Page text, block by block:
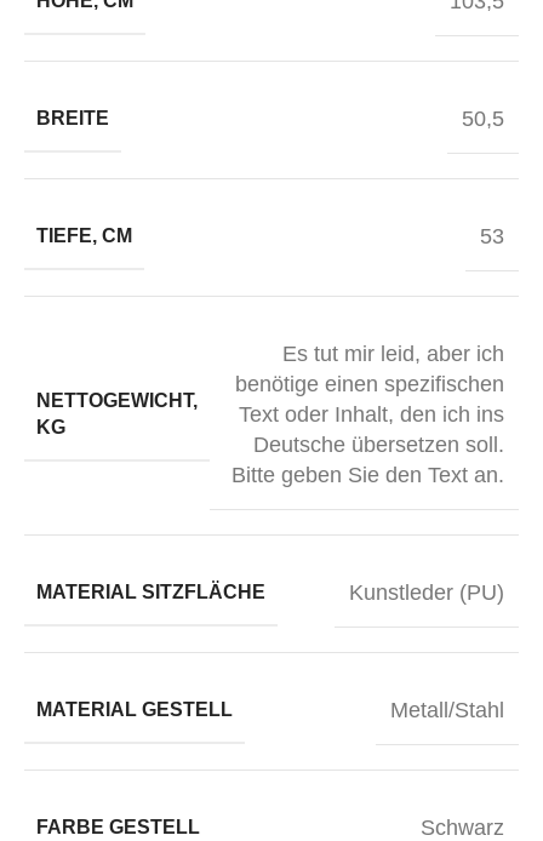
BREITE 50,5
TIEFE, CM 53
NETTOGEWICHT,
KG
Es tut mir leid, aber ich
benötige einen spezifischen
Text oder Inhalt, den ich ins
Deutsche übersetzen soll.
Bitte geben Sie den Text an.
MATERIAL SITZFLÄCHE Kunstleder (PU)
MATERIAL GESTELL Metall/Stahl
FARBE GESTELL Schwarz